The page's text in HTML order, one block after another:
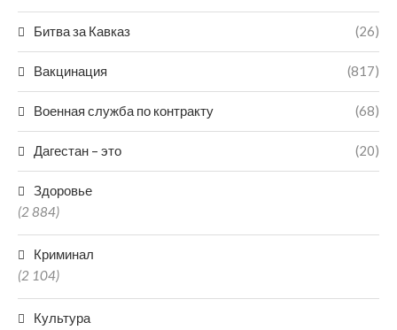
Битва за Кавказ (26)
Вакцинация (817)
Военная служба по контракту (68)
Дагестан – это (20)
Здоровье
(2 884)
Криминал
(2 104)
Культура